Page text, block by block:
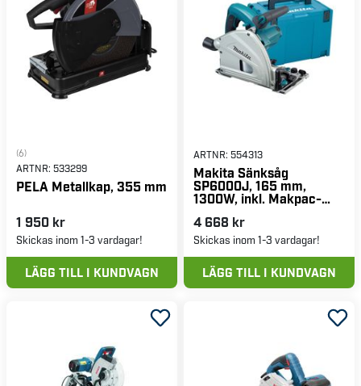
Verktygsboden och få kvalitet och precision i varje snitt!
(6)
ARTNR: 533299
PELA Metallkap, 355 mm
1 950 kr
Skickas inom 1-3 vardagar!
LÄGG TILL I KUNDVAGN
ARTNR: 554313
Makita Sänksåg
SP6000J, 165 mm,
1300W, inkl. Makpac-
4 668 kr
Skickas inom 1-3 vardagar!
LÄGG TILL I KUNDVAGN